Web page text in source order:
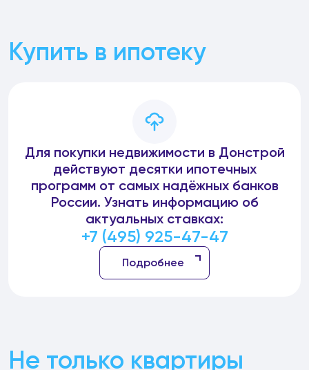
Купить в ипотеку
Для покупки недвижимости в Донстрой
действуют десятки ипотечных
программ от самых надёжных банков
России. Узнать информацию об
актуальных ставках:
+7 (495) 925-47-47
Подробнее
Не только квартиры